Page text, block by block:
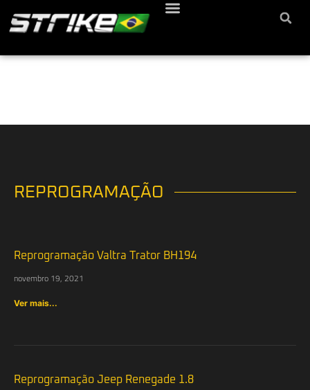
REPROGRAMAÇÃO
Reprogramação Valtra Trator BH194
novembro 19, 2021
Ver mais...
Reprogramação Jeep Renegade 1.8